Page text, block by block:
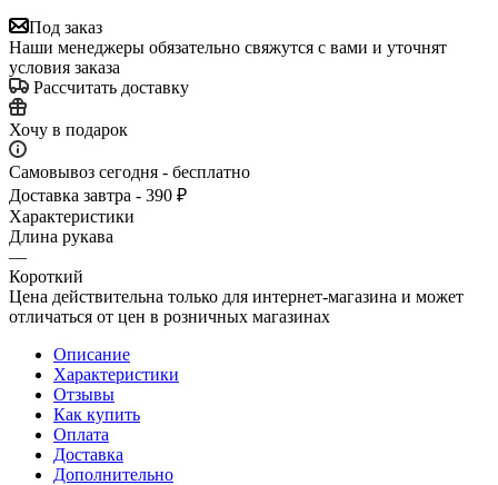
Под заказ
Наши менеджеры обязательно свяжутся с вами и уточнят
условия заказа
Рассчитать доставку
Хочу в подарок
Самовывоз сегодня - бесплатно
Доставка завтра - 390 ₽
Характеристики
Длина рукава
—
Короткий
Цена действительна только для интернет-магазина и может
отличаться от цен в розничных магазинах
Описание
Характеристики
Отзывы
Как купить
Оплата
Доставка
Дополнительно